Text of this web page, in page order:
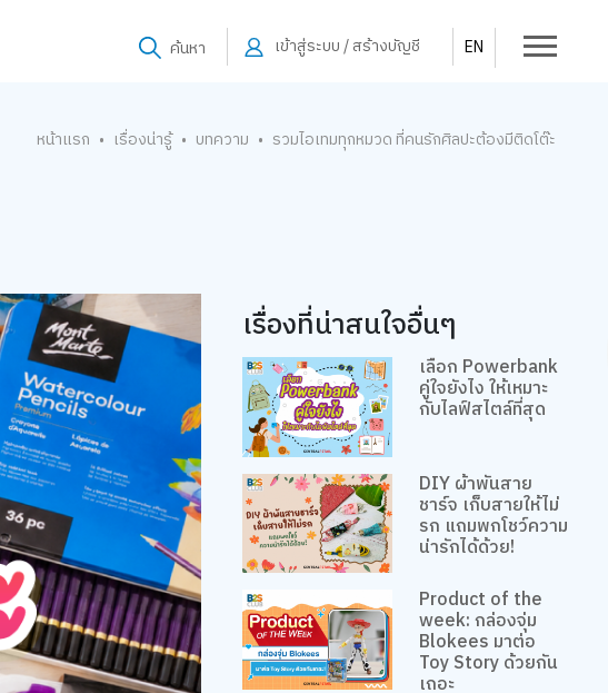
ค้นหา เข้าสู่ระบบ / สร้างบัญชี EN
หน้าแรก • เรื่องน่ารู้ • บทความ • รวมไอเทมทุกหมวด ที่คนรักศิลปะต้องมีติดโต๊ะ
เรื่องที่น่าสนใจอื่นๆ
เลือก Powerbank
คู่ใจยังไง ให้เหมาะ
กับไลฟ์สไตล์ที่สุด
DIY ผ้าพันสาย
ชาร์จ เก็บสายให้ไม่
รก แถมพกโชว์ความ
น่ารักได้ด้วย!
Product of the
week: กล่องจุ่ม
Blokees มาต่อ
Toy Story ด้วยกัน
เถอะ